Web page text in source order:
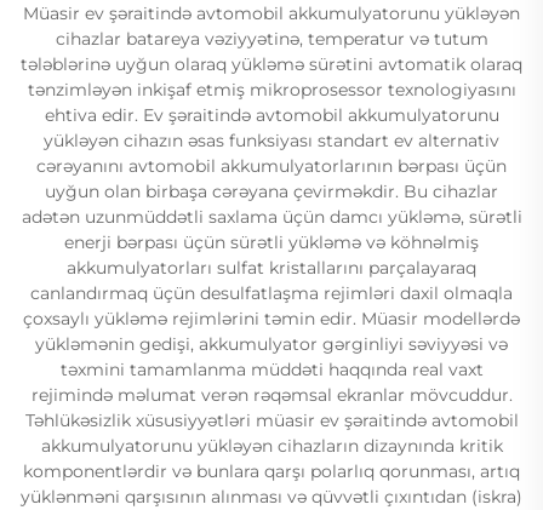
Müasir ev şəraitində avtomobil akkumulyatorunu yükləyən
cihazlar batareya vəziyyətinə, temperatur və tutum
tələblərinə uyğun olaraq yükləmə sürətini avtomatik olaraq
tənzimləyən inkişaf etmiş mikroprosessor texnologiyasını
ehtiva edir. Ev şəraitində avtomobil akkumulyatorunu
yükləyən cihazın əsas funksiyası standart ev alternativ
cərəyanını avtomobil akkumulyatorlarının bərpası üçün
uyğun olan birbaşa cərəyana çevirməkdir. Bu cihazlar
adətən uzunmüddətli saxlama üçün damcı yükləmə, sürətli
enerji bərpası üçün sürətli yükləmə və köhnəlmiş
akkumulyatorları sulfat kristallarını parçalayaraq
canlandırmaq üçün desulfatlaşma rejimləri daxil olmaqla
çoxsaylı yükləmə rejimlərini təmin edir. Müasir modellərdə
yükləmənin gedişi, akkumulyator gərginliyi səviyyəsi və
təxmini tamamlanma müddəti haqqında real vaxt
rejimində məlumat verən rəqəmsal ekranlar mövcuddur.
Təhlükəsizlik xüsusiyyətləri müasir ev şəraitində avtomobil
akkumulyatorunu yükləyən cihazların dizaynında kritik
komponentlərdir və bunlara qarşı polarlıq qorunması, artıq
yüklənməni qarşısının alınması və qüvvətli çıxıntıdan (iskra)